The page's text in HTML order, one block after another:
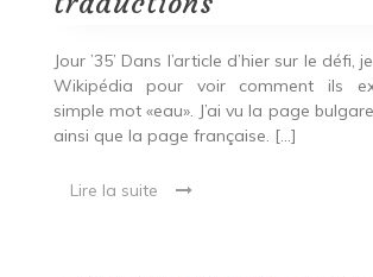
Jour ’35’ Dans l’article d’hier sur le défi,
Wikipédia pour voir comment ils
simple mot «eau». J’ai vu la page
ainsi que la page française. […]
Lire la suite